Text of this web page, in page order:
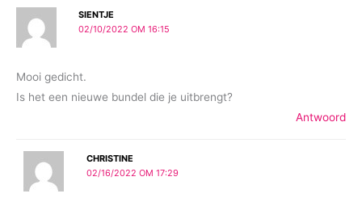
SIENTJE
02/10/2022 OM 16:15
Mooi gedicht.
Is het een nieuwe bundel die je uitbrengt?
Antwoord
CHRISTINE
02/16/2022 OM 17:29